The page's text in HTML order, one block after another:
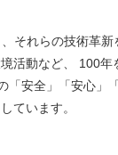
それらの技術革
活動など、 100年
「安全」「安心」
ています。